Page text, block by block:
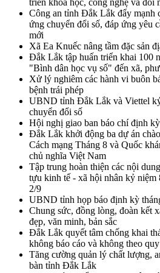
triển khoa học, công nghệ và đổi
Công an tỉnh Đắk Lắk đẩy mạnh
ứng chuyển đổi số, đáp ứng yêu
mới
Xã Ea Knuếc nâng tầm đặc sản
Đắk Lắk tập huấn triển khai 100
"Bình dân học vụ số" đến xã,
Xử lý nghiêm các hành vi buôn
bệnh trái phép
UBND tỉnh Đắk Lắk và Viettel
chuyển đổi số
Hội nghị giao ban báo chí định
Đắk Lắk khởi động ba dự án
Cách mạng Tháng 8 và Quốc
chủ nghĩa Việt Nam
Tập trung hoàn thiện các nội
tựu kinh tế - xã hội nhân kỷ niệm
2/9
UBND tỉnh họp báo định kỳ
Chung sức, đồng lòng, đoàn kết
đẹp, văn minh, bản sắc
Đắk Lắk quyết tâm chống khai
không báo cáo và không theo
Tăng cường quản lý chất lượng,
bàn tỉnh Đắk Lắk